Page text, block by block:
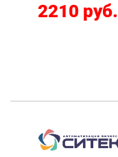
2210 руб.